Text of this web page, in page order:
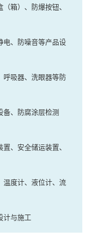
箱）、防爆按钮、
电、防噪音等产品设
呼吸器、洗眼器等防
备、防腐涂层检测
、安全储运装置、
温度计、液位计、流
计与施工